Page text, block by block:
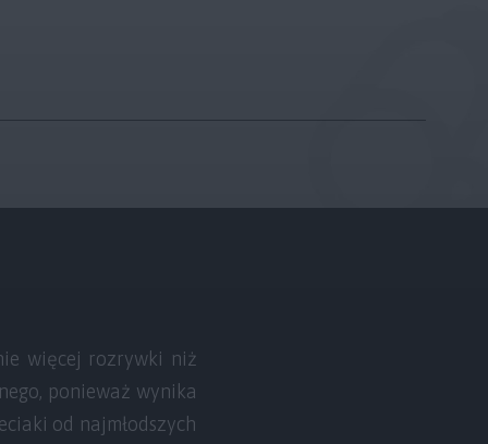
więcej rozrywki niż
ponieważ wynika
od najmłodszych